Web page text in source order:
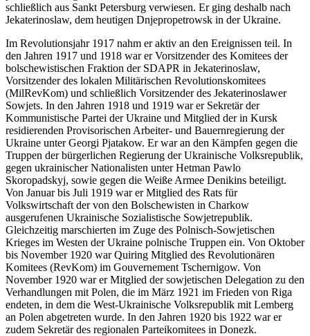
schließlich aus Sankt Petersburg verwiesen. Er ging deshalb nach
Jekaterinoslaw, dem heutigen Dnjepropetrowsk in der Ukraine.
Im Revolutionsjahr 1917 nahm er aktiv an den Ereignissen teil. In
den Jahren 1917 und 1918 war er Vorsitzender des Komitees der
bolschewistischen Fraktion der SDAPR in Jekaterinoslaw,
Vorsitzender des lokalen Militärischen Revolutionskomitees
(MilRevKom) und schließlich Vorsitzender des Jekaterinoslawer
Sowjets. In den Jahren 1918 und 1919 war er Sekretär der
Kommunistische Partei der Ukraine und Mitglied der in Kursk
residierenden Provisorischen Arbeiter- und Bauernregierung der
Ukraine unter Georgi Pjatakow. Er war an den Kämpfen gegen die
Truppen der bürgerlichen Regierung der Ukrainische Volksrepublik,
gegen ukrainischer Nationalisten unter Hetman Pawlo
Skoropadskyj, sowie gegen die Weiße Armee Denikins beteiligt.
Von Januar bis Juli 1919 war er Mitglied des Rats für
Volkswirtschaft der von den Bolschewisten in Charkow
ausgerufenen Ukrainische Sozialistische Sowjetrepublik.
Gleichzeitig marschierten im Zuge des Polnisch-Sowjetischen
Krieges im Westen der Ukraine polnische Truppen ein. Von Oktober
bis November 1920 war Quiring Mitglied des Revolutionären
Komitees (RevKom) im Gouvernement Tschernigow. Von
November 1920 war er Mitglied der sowjetischen Delegation zu den
Verhandlungen mit Polen, die im März 1921 im Frieden von Riga
endeten, in dem die West-Ukrainische Volksrepublik mit Lemberg
an Polen abgetreten wurde. In den Jahren 1920 bis 1922 war er
zudem Sekretär des regionalen Parteikomitees in Donezk.